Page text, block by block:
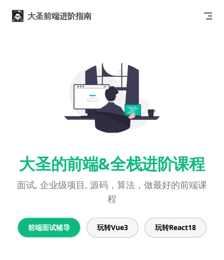
Skip to content
大圣前端进阶指南
大圣的前端&全栈进阶课程
面试, 企业级项目, 源码，算法，做最好的前端课
程
前端面试辅导 玩转Vue3 玩转React18